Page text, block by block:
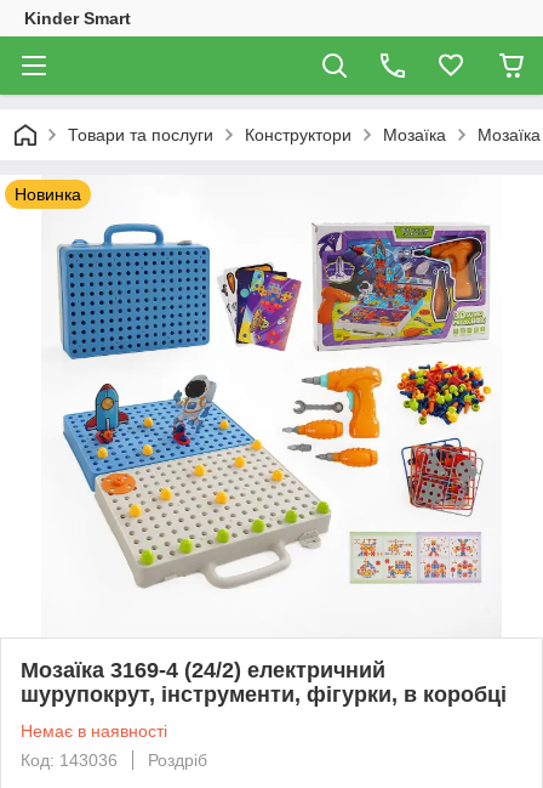
Kinder Smart
Товари та послуги Конструктори Мозаїка
Новинка
Мозаїка 3169-4 (24/2) електричний
шурупокрут, інструменти, фігурки, в коробці
Немає в наявності
Код: 143036
Роздріб